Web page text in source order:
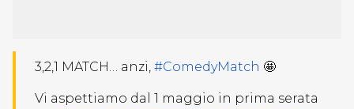
3,2,1 MATCH… anzi, #ComedyMatch 🤩
Vi aspettiamo dal 1 maggio in prima serata